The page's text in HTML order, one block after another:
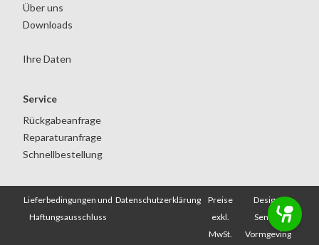
Über uns
Downloads
Ihre Daten
Service
Rückgabeanfrage
Reparaturanfrage
Schnellbestellung
Lieferbedingungen und
Haftungsausschluss
Datenschutzerklärung
Preise
exkl.
MwSt.
Design:
Senang
Vormgeving